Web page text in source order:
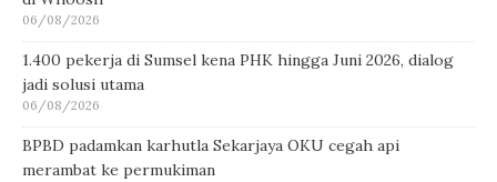
06/08/2026
1.400 pekerja di Sumsel kena PHK hingga Juni 2026, dialog
jadi solusi utama
06/08/2026
BPBD padamkan karhutla Sekarjaya OKU cegah api
merambat ke permukiman